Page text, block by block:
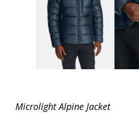
Microlight Alpine Jacket